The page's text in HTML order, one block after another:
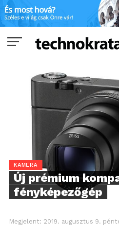
KAMERA
Új prémium
fényképezőgép
Megjelent: 2019. augusztus 9.